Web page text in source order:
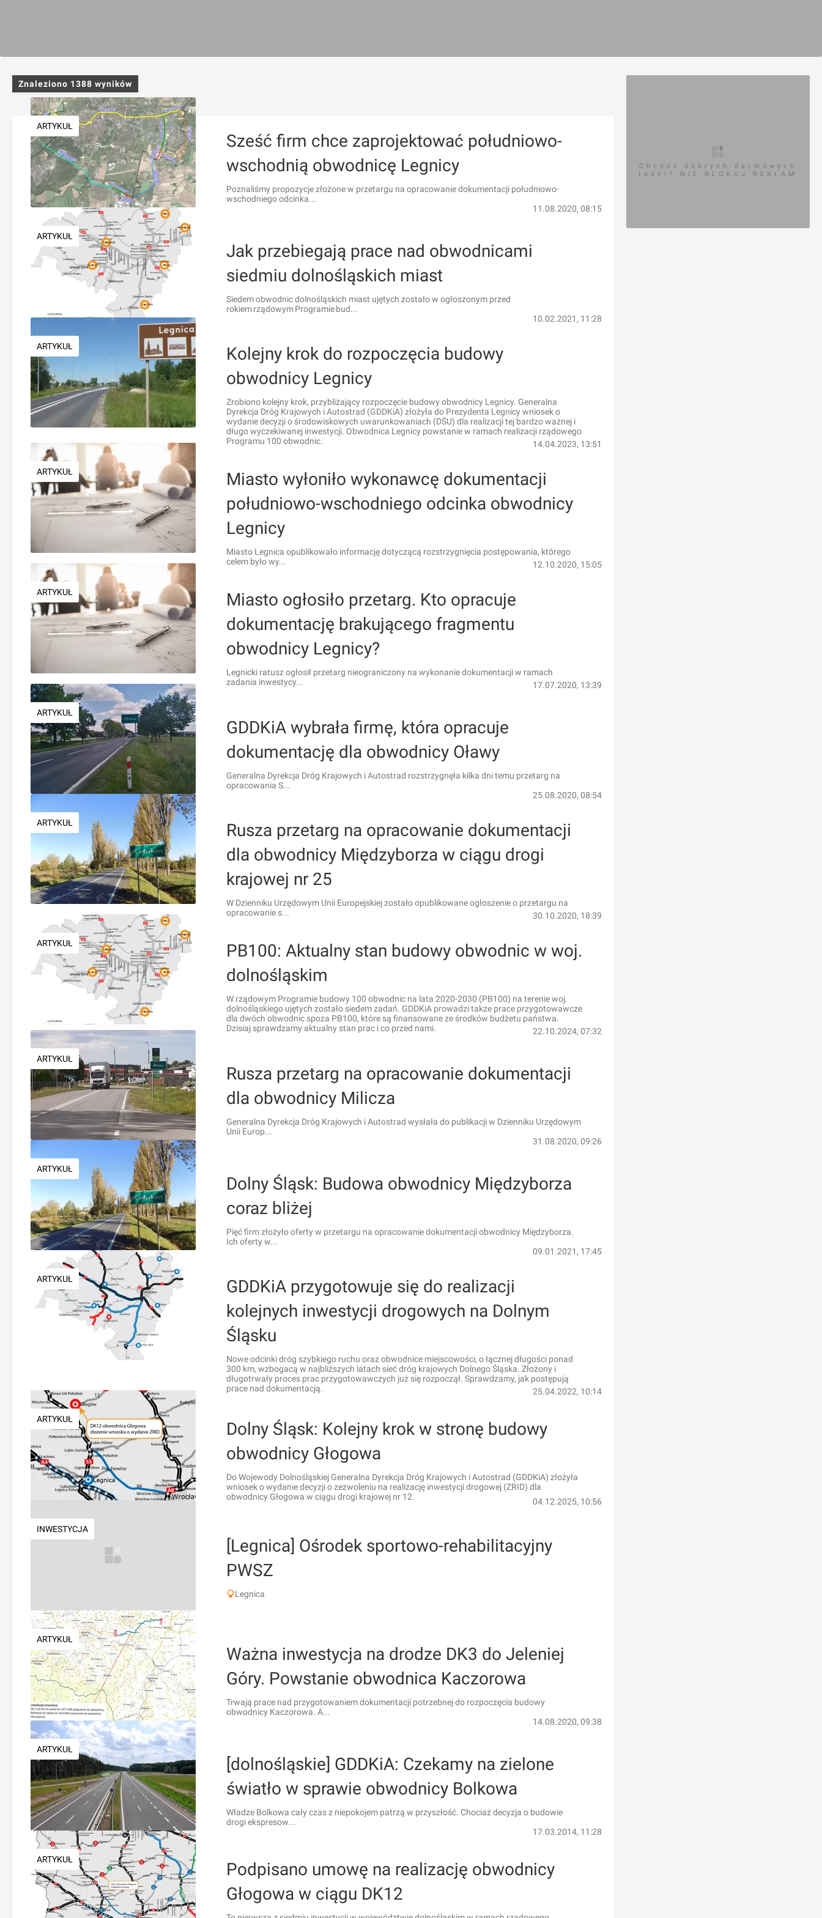
Znaleziono 1388 wyników
ARTYKUŁ
Sześć firm chce zaprojektować południowo-
wschodnią obwodnicę Legnicy
Poznaliśmy propozycje złożone w przetargu na opracowanie dokumentacji południowo-
wschodniego odcinka...
11.08.2020, 08:15
ARTYKUŁ
Jak przebiegają prace nad obwodnicami
siedmiu dolnośląskich miast
Siedem obwodnic dolnośląskich miast ujętych zostało w ogłoszonym przed
rokiem rządowym Programie bud...
10.02.2021, 11:28
ARTYKUŁ
Kolejny krok do rozpoczęcia budowy
obwodnicy Legnicy
Zrobiono kolejny krok, przybliżający rozpoczęcie budowy obwodnicy Legnicy. Generalna
Dyrekcja Dróg Krajowych i Autostrad (GDDKiA) złożyła do Prezydenta Legnicy wniosek o
wydanie decyzji o środowiskowych uwarunkowaniach (DŚU) dla realizacji tej bardzo ważnej i
długo wyczekiwanej inwestycji. Obwodnica Legnicy powstanie w ramach realizacji rządowego
Programu 100 obwodnic.
14.04.2023, 13:51
ARTYKUŁ
Miasto wyłoniło wykonawcę dokumentacji
południowo-wschodniego odcinka obwodnicy
Legnicy
Miasto Legnica opublikowało informację dotyczącą rozstrzygnięcia postępowania, którego
celem było wy...
12.10.2020, 15:05
ARTYKUŁ
Miasto ogłosiło przetarg. Kto opracuje
dokumentację brakującego fragmentu
obwodnicy Legnicy?
Legnicki ratusz ogłosił przetarg nieograniczony na wykonanie dokumentacji w ramach
zadania inwestycy...
17.07.2020, 13:39
ARTYKUŁ
GDDKiA wybrała firmę, która opracuje
dokumentację dla obwodnicy Oławy
Generalna Dyrekcja Dróg Krajowych i Autostrad rozstrzygnęła kilka dni temu przetarg na
opracowania S...
25.08.2020, 08:54
ARTYKUŁ
Rusza przetarg na opracowanie dokumentacji
dla obwodnicy Międzyborza w ciągu drogi
krajowej nr 25
W Dzienniku Urzędowym Unii Europejskiej zostało opublikowane ogłoszenie o przetargu na
opracowanie s...
30.10.2020, 18:39
ARTYKUŁ
PB100: Aktualny stan budowy obwodnic w woj.
dolnośląskim
W rządowym Programie budowy 100 obwodnic na lata 2020-2030 (PB100) na terenie woj.
dolnośląskiego ujętych zostało siedem zadań. GDDKiA prowadzi także prace przygotowawcze
dla dwóch obwodnic spoza PB100, które są finansowane ze środków budżetu państwa.
Dzisiaj sprawdzamy aktualny stan prac i co przed nami.
22.10.2024, 07:32
ARTYKUŁ
Rusza przetarg na opracowanie dokumentacji
dla obwodnicy Milicza
Generalna Dyrekcja Dróg Krajowych i Autostrad wysłała do publikacji w Dzienniku Urzędowym
Unii Europ...
31.08.2020, 09:26
ARTYKUŁ
Dolny Śląsk: Budowa obwodnicy Międzyborza
coraz bliżej
Pięć firm złożyło oferty w przetargu na opracowanie dokumentacji obwodnicy Międzyborza.
Ich oferty w...
09.01.2021, 17:45
ARTYKUŁ
GDDKiA przygotowuje się do realizacji
kolejnych inwestycji drogowych na Dolnym
Śląsku
Nowe odcinki dróg szybkiego ruchu oraz obwodnice miejscowości, o łącznej długości ponad
300 km, wzbogacą w najbliższych latach sieć dróg krajowych Dolnego Śląska. Złożony i
długotrwały proces prac przygotowawczych już się rozpoczął. Sprawdzamy, jak postępują
prace nad dokumentacją.
25.04.2022, 10:14
ARTYKUŁ
Dolny Śląsk: Kolejny krok w stronę budowy
obwodnicy Głogowa
Do Wojewody Dolnośląskiej Generalna Dyrekcja Dróg Krajowych i Autostrad (GDDKiA) złożyła
wniosek o wydanie decyzji o zezwoleniu na realizację inwestycji drogowej (ZRID) dla
obwodnicy Głogowa w ciągu drogi krajowej nr 12.
04.12.2025, 10:56
INWESTYCJA
[Legnica] Ośrodek sportowo-rehabilitacyjny
PWSZ
Legnica
ARTYKUŁ
Ważna inwestycja na drodze DK3 do Jeleniej
Góry. Powstanie obwodnica Kaczorowa
Trwają prace nad przygotowaniem dokumentacji potrzebnej do rozpoczęcia budowy
obwodnicy Kaczorowa. A...
14.08.2020, 09:38
ARTYKUŁ
[dolnośląskie] GDDKiA: Czekamy na zielone
światło w sprawie obwodnicy Bolkowa
Władze Bolkowa cały czas z niepokojem patrzą w przyszłość. Chociaż decyzja o budowie
drogi ekspresow...
17.03.2014, 11:28
ARTYKUŁ
Podpisano umowę na realizację obwodnicy
Głogowa w ciągu DK12
Chcesz dobrych darmowych
teści? NIE BLOKUJ REKLAM